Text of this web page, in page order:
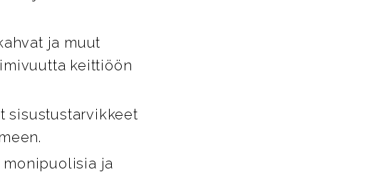
ja muut
keittiöön
sisustustarvikkeet
monipuolisia ja